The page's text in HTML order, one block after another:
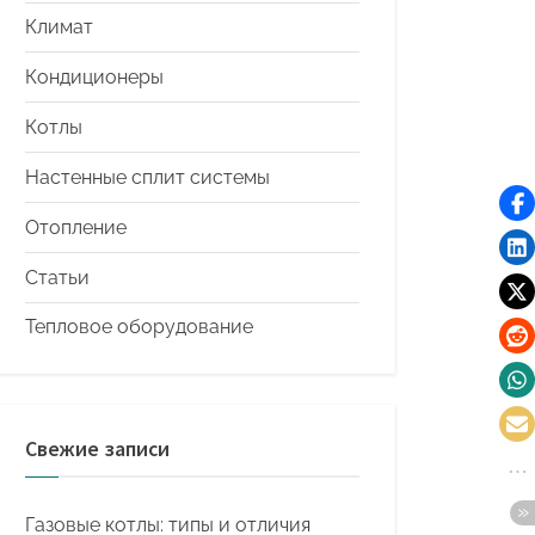
Климат
Кондиционеры
Котлы
Настенные сплит системы
Отопление
Статьи
Тепловое оборудование
Свежие записи
Газовые котлы: типы и отличия